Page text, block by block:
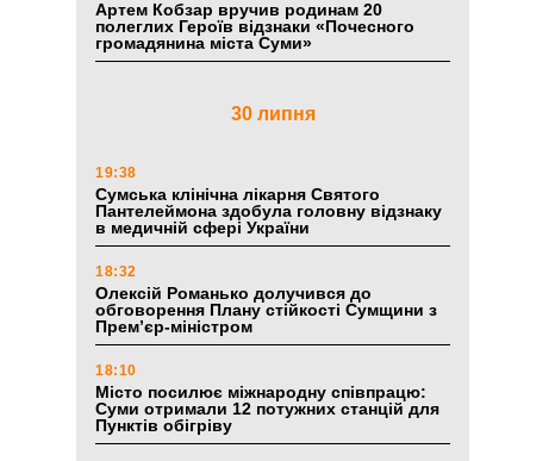
Артем Кобзар вручив родинам 20
полеглих Героїв відзнаки «Почесного
громадянина міста Суми»
30 липня
19:38
Сумська клінічна лікарня Святого
Пантелеймона здобула головну відзнаку
в медичній сфері України
18:32
Олексій Романько долучився до
обговорення Плану стійкості Сумщини з
Прем’єр-міністром
18:10
Місто посилює міжнародну співпрацю:
Суми отримали 12 потужних станцій для
Пунктів обігріву